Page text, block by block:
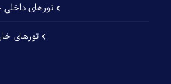
تورهای داخلی
تورهای